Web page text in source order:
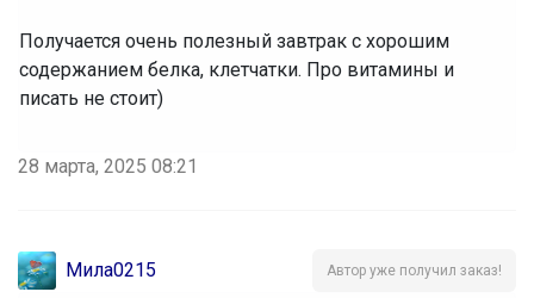
‌Получается очень полезный завтрак с хорошим
содержанием белка, клетчатки. Про витамины и
писать не стоит)
28 марта, 2025 08:21
Мила0215 Автор уже получил заказ!